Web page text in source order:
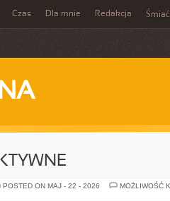
Czas Dla mnie Redakcja Śmiać
POSTED ON MAJ - 22 - 2026
MOŻLIWOŚĆ